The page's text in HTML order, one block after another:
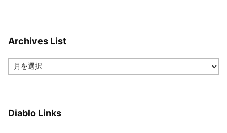
Archives List
e
Diablo Links